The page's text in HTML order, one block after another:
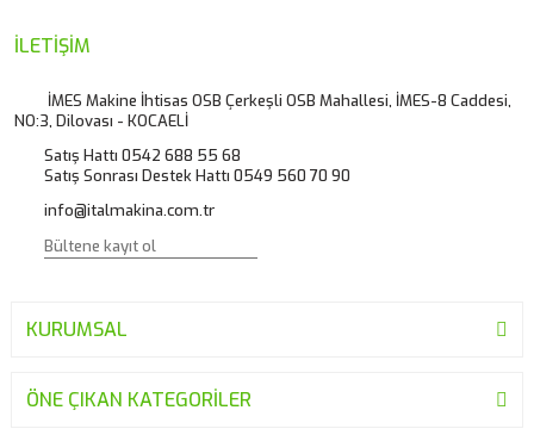
Ürün resmi kalitesiz, bozuk veya görüntülenemiyor.
Ürün bilgilerinde hatalar bulunuyor.
Ürün fiyatı diğer sitelerden daha pahalı.
Bu ürüne benzer farklı alternatifler olmalı.
İLETİŞİM
İMES Makine İhtisas OSB Çerkeşli OSB Mahallesi, İMES-8 Caddesi,
NO:3, Dilovası - KOCAELİ
Satış Hattı 0542 688 55 68
Satış Sonrası Destek Hattı 0549 560 70 90
info@italmakina.com.tr
KURUMSAL
ÖNE ÇIKAN KATEGORİLER